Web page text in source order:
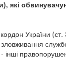
які
України (ст.